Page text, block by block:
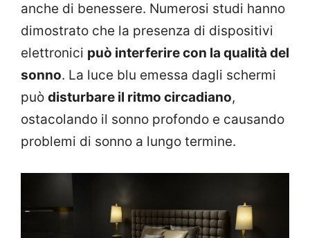
anche di benessere. Numerosi studi hanno
dimostrato che la presenza di dispositivi
elettronici può interferire con la qualità del
sonno. La luce blu emessa dagli schermi
può disturbare il ritmo circadiano,
ostacolando il sonno profondo e causando
problemi di sonno a lungo termine.